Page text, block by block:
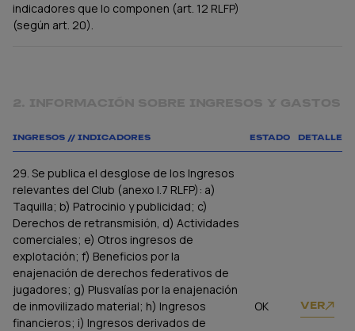
indicadores que lo componen (art. 12 RLFP)
(según art. 20).
INGRESOS // INDICADORES ESTADO DETALLE
29. Se publica el desglose de los Ingresos
relevantes del Club (anexo I.7 RLFP): a)
Taquilla; b) Patrocinio y publicidad; c)
Derechos de retransmisión, d) Actividades
comerciales; e) Otros ingresos de
explotación; f) Beneficios por la
enajenación de derechos federativos de
jugadores; g) Plusvalías por la enajenación
de inmovilizado material; h) Ingresos
financieros; i) Ingresos derivados de
OK VER